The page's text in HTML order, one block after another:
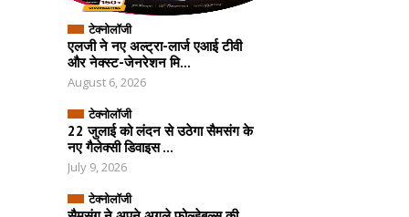
टेक्नोलॉजी
एलजी ने नए अल्ट्रा-लार्ज एआई टीवी
और नेक्स्ट-जेनरेशन मि...
August 6, 2026
टेक्नोलॉजी
22 जुलाई को लंदन से उठेगा सैमसंग के
नए गैलेक्सी डिवाइस ...
July 9, 2026
टेक्नोलॉजी